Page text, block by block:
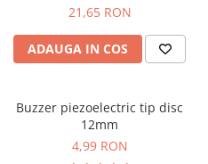
21,65 RON
ADAUGA IN COS
Buzzer piezoelectric tip disc
12mm
4,99 RON